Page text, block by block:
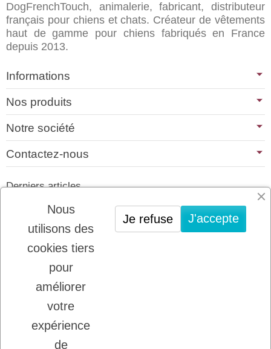
DogFrenchTouch, animalerie, fabricant, distributeur
français pour chiens et chats. Créateur de vêtements
haut de gamme pour chiens fabriqués en France
depuis 2013.
Informations
Nos produits
Notre société
Contactez-nous
Derniers articles
01/07/2026
PLATINUM : LE MEILLEUR DE LA
VIANDE POUR CHIENS ET CHATS
22/08/2025
LADYBEL : DES SOINS FRANCAIS DE
GRANDE QUALITE
Inscription à la newsletter
Vous pouvez vous désinscrire à tout moment.
Nous
utilisons des
cookies tiers
pour
améliorer
votre
expérience
de
J'accepte
Je refuse